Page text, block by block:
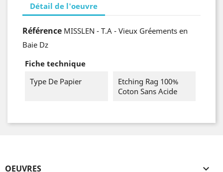
Détail de l'oeuvre
Référence MISSLEN - T.A - Vieux Gréements en
Baie Dz
Fiche technique
Type De Papier
Etching Rag 100%
Coton Sans Acide
OEUVRES 